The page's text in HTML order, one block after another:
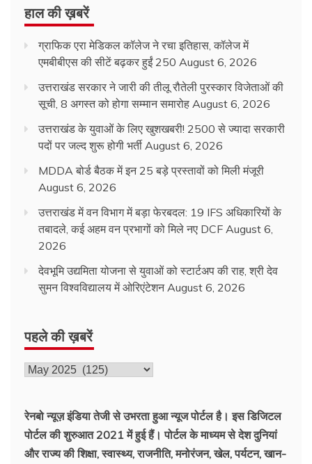
हाल की ख़बरें
ग्राफिक एरा मेडिकल कॉलेज ने रचा इतिहास, कॉलेज में
एमबीबीएस की सीटें बढ़कर हुईं 250 August 6, 2026
उत्तराखंड सरकार ने जारी की तीलू रौतेली पुरस्कार विजेताओं की
सूची, 8 अगस्त को होगा सम्मान समारोह August 6, 2026
उत्तराखंड के युवाओं के लिए खुशखबरी! 2500 से ज्यादा सरकारी
पदों पर जल्द शुरू होगी भर्ती August 6, 2026
MDDA बोर्ड बैठक में इन 25 बड़े प्रस्तावों को मिली मंजूरी
August 6, 2026
उत्तराखंड में वन विभाग में बड़ा फेरबदल: 19 IFS अधिकारियों के
तबादले, कई अहम वन प्रभागों को मिले नए DCF August 6,
2026
देवभूमि उद्यमिता योजना से युवाओं को स्टार्टअप की राह, श्री देव
सुमन विश्वविद्यालय में ओरिएंटेशन August 6, 2026
पहले की ख़बरें
पहले
रेनबो न्यूज़ इंडिया तेजी से उभरता हुआ न्‍यूज पोर्टल है। इस डिजिटल
पोर्टल की शुरुआत 2021 में हुई हैं। पोर्टल के माध्यम से देश दुनियां
और राज्य की शिक्षा, स्वास्थ्य, राजनीति, मनोरंजन, खेल, पर्यटन, खान-